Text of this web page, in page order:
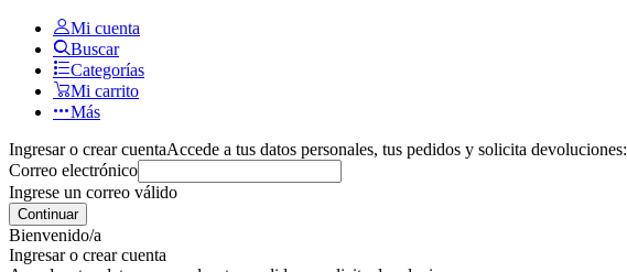
Mi cuenta
Buscar
Categorías
Mi carrito
Más
Ingresar o crear cuentaAccede a tus datos personales, tus pedidos y solicita devoluciones:
Correo electrónico
Ingrese un correo válido
Continuar
Bienvenido/a
Ingresar o crear cuenta